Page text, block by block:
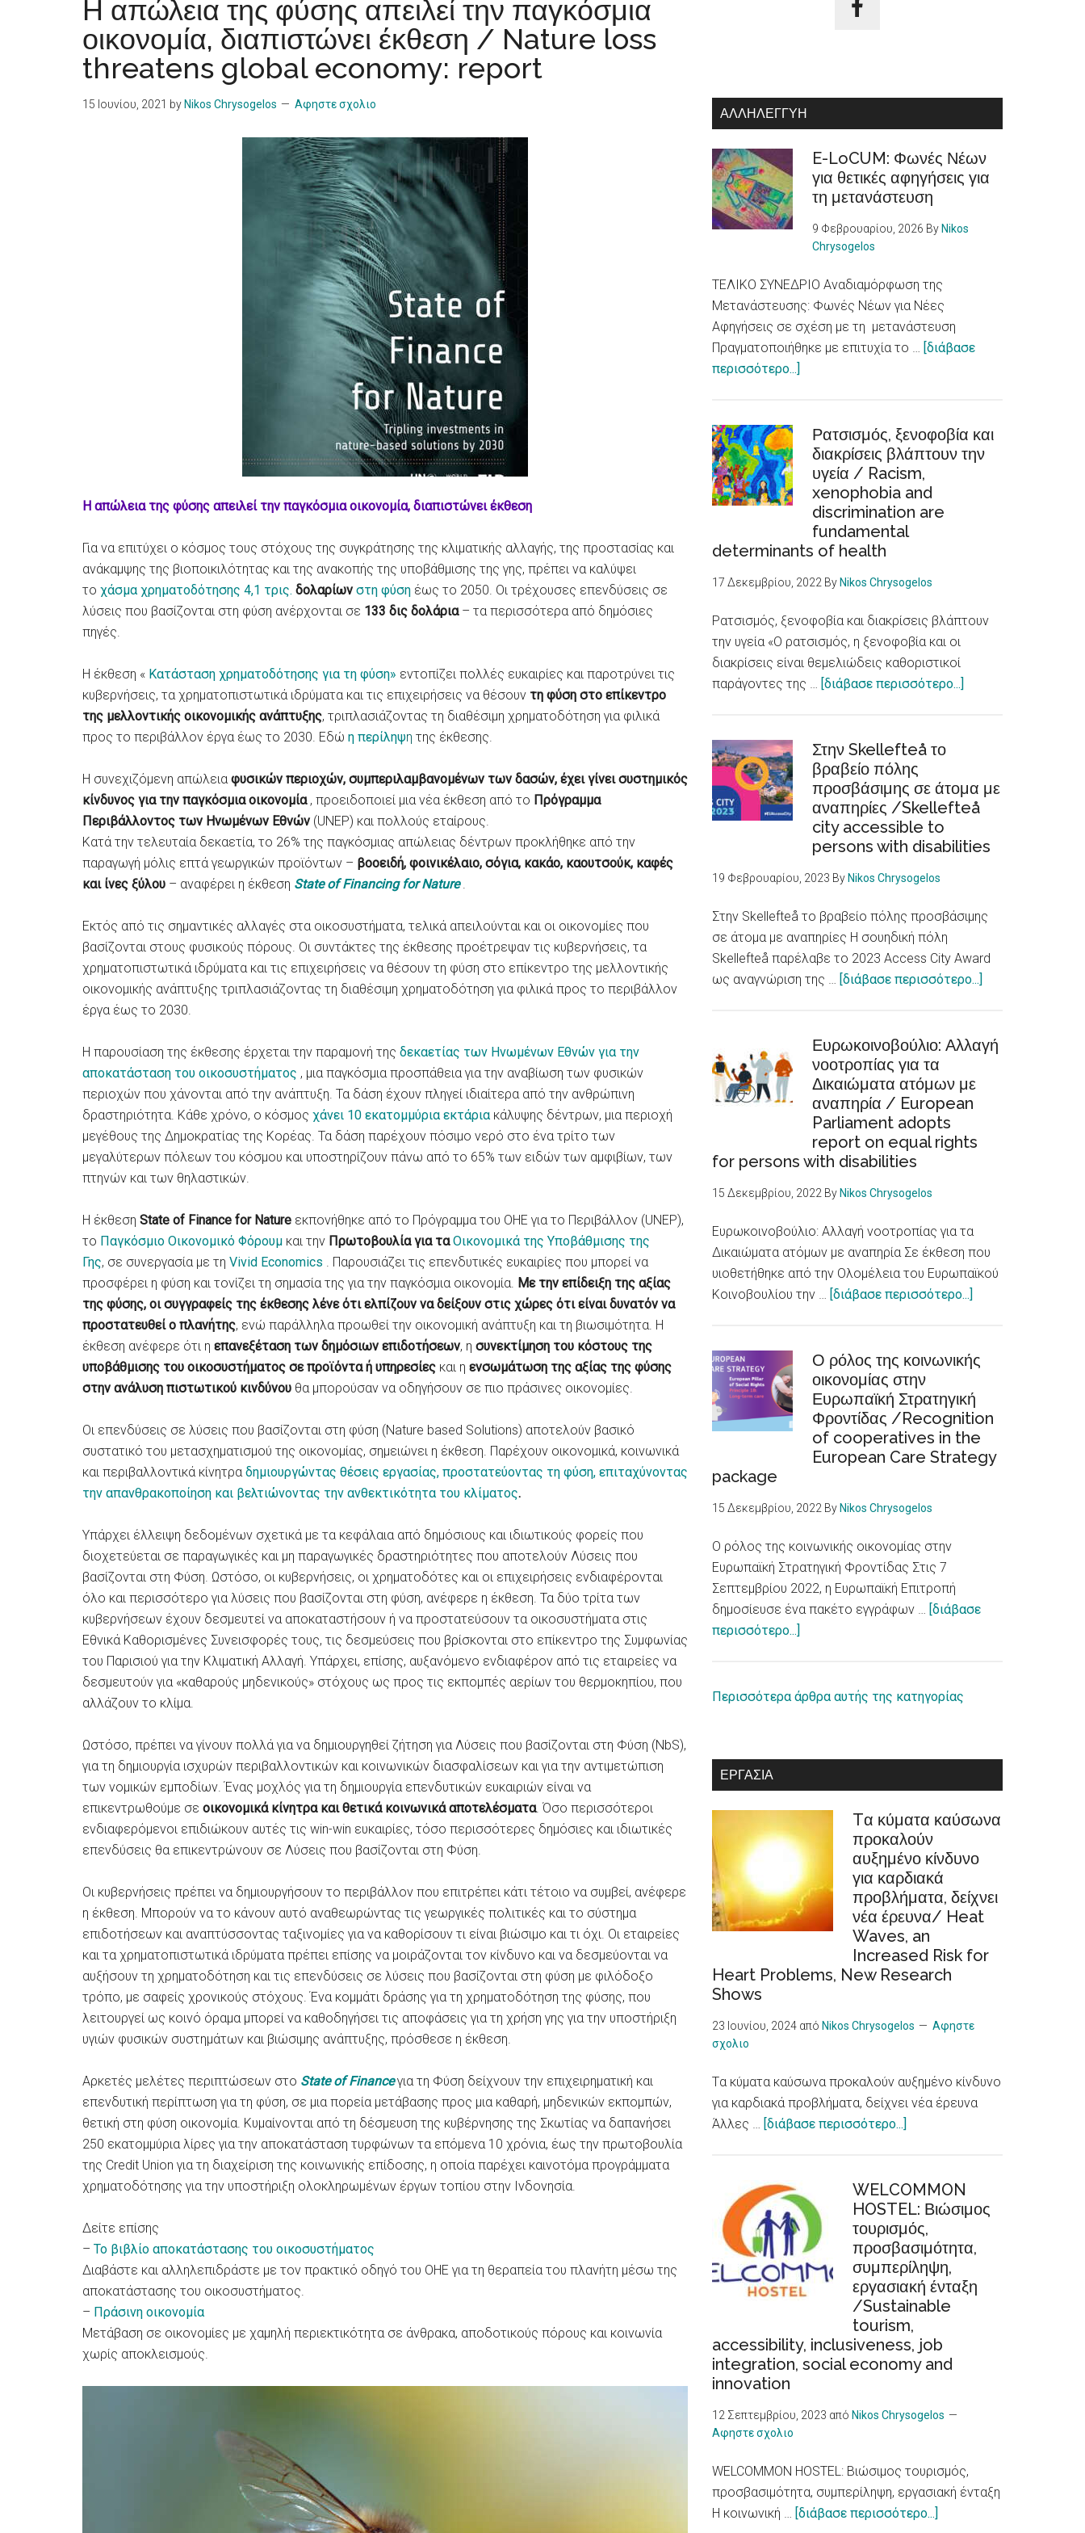
Η απώλεια της φύσης απειλεί την παγκόσμια
οικονομία, διαπιστώνει έκθεση / Nature loss
threatens global economy: report
15 Ιουνίου, 2021 by Nikos Chrysogelos Αφηστε σχολιο
Η απώλεια της φύσης απειλεί την παγκόσμια οικονομία, διαπιστώνει έκθεση
Για να επιτύχει ο κόσμος τους στόχους της συγκράτησης της κλιματικής αλλαγής, της προστασίας και
ανάκαμψης της βιοποικιλότητας και της ανακοπής της υποβάθμισης της γης, πρέπει να καλύψει
το χάσμα χρηματοδότησης 4,1 τρις. δολαρίων στη φύση έως το 2050. Οι τρέχουσες επενδύσεις σε
λύσεις που βασίζονται στη φύση ανέρχονται σε 133 δις δολάρια– τα περισσότερα από δημόσιες
πηγές.
Η έκθεση « Κατάσταση χρηματοδότησης για τη φύση» εντοπίζει πολλές ευκαιρίες και παροτρύνει τις
κυβερνήσεις, τα χρηματοπιστωτικά ιδρύματα και τις επιχειρήσεις να θέσουν τη φύση στο επίκεντρο
της μελλοντικής οικονομικής ανάπτυξης, τριπλασιάζοντας τη διαθέσιμη χρηματοδότηση για φιλικά
προς το περιβάλλον έργα έως το 2030. Εδώ η περίληψη της έκθεσης.
Η συνεχιζόμενη απώλειαφυσικών περιοχών, συμπεριλαμβανομένων των δασών, έχει γίνει συστημικός
κίνδυνος για την παγκόσμια οικονομία, προειδοποιεί μια νέα έκθεση από το Πρόγραμμα
Περιβάλλοντος των Ηνωμένων Εθνών (UNEP) και πολλούς εταίρους.
Κατά την τελευταία δεκαετία, το 26% της παγκόσμιας απώλειας δέντρων προκλήθηκε από την
παραγωγή μόλις επτά γεωργικών προϊόντων – βοοειδή, φοινικέλαιο, σόγια, κακάο, καουτσούκ, καφές
και ίνες ξύλου – αναφέρει η έκθεση State of Financing for Nature.
Εκτός από τις σημαντικές αλλαγές στα οικοσυστήματα, τελικά απειλούνται και οι οικονομίες που
βασίζονται στους φυσικούς πόρους. Οι συντάκτες της έκθεσης προέτρεψαν τις κυβερνήσεις, τα
χρηματοπιστωτικά ιδρύματα και τις επιχειρήσεις να θέσουν τη φύση στο επίκεντρο της μελλοντικής
οικονομικής ανάπτυξης τριπλασιάζοντας τη διαθέσιμη χρηματοδότηση για φιλικά προς το περιβάλλον
έργα έως το 2030.
Η παρουσίαση της έκθεσης έρχεται την παραμονή της δεκαετίας των Ηνωμένων Εθνών για την
αποκατάσταση του οικοσυστήματος , μια παγκόσμια προσπάθεια για την αναβίωση των φυσικών
περιοχών που χάνονται από την ανάπτυξη. Τα δάση έχουν πληγεί ιδιαίτερα από την ανθρώπινη
δραστηριότητα. Κάθε χρόνο, ο κόσμος χάνει 10 εκατομμύρια εκτάριακάλυψης δέντρων, μια περιοχή
μεγέθους της Δημοκρατίας της Κορέας. Τα δάση παρέχουν πόσιμο νερό στο ένα τρίτο των
μεγαλύτερων πόλεων του κόσμου και υποστηρίζουν πάνω από το 65% των ειδών των αμφιβίων, των
πτηνών και των θηλαστικών.
Η έκθεση State of Finance for Nature εκπονήθηκε από το Πρόγραμμα του ΟΗΕ για το Περιβάλλον (UNEP),
το Παγκόσμιο Οικονομικό Φόρουμ και την Πρωτοβουλία για τα Οικονομικά της Υποβάθμισης της
Γης, σε συνεργασία με τη Vivid Economics . Παρουσιάζει τις επενδυτικές ευκαιρίες που μπορεί να
προσφέρει η φύση και τονίζει τη σημασία της για την παγκόσμια οικονομία. Με την επίδειξη της αξίας
της φύσης, οι συγγραφείς της έκθεσης λένε ότι ελπίζουν να δείξουν στις χώρες ότι είναι δυνατόν να
προστατευθεί ο πλανήτης, ενώ παράλληλα προωθεί την οικονομική ανάπτυξη και τη βιωσιμότητα. Η
έκθεση ανέφερε ότι η επανεξέταση των δημόσιων επιδοτήσεων, η συνεκτίμηση του κόστους της
υποβάθμισης του οικοσυστήματος σε προϊόντα ή υπηρεσίες και η ενσωμάτωση της αξίας της φύσης
στην ανάλυση πιστωτικού κινδύνου θα μπορούσαν να οδηγήσουν σε πιο πράσινες οικονομίες.
Οι επενδύσεις σε λύσεις που βασίζονται στη φύση (Nature based Solutions) αποτελούν βασικό
συστατικό του μετασχηματισμού της οικονομίας, σημειώνει η έκθεση. Παρέχουν οικονομικά, κοινωνικά
και περιβαλλοντικά κίνητραδημιουργώντας θέσεις εργασίας, προστατεύοντας τη φύση, επιταχύνοντας
την απανθρακοποίηση και βελτιώνοντας την ανθεκτικότητα του κλίματος.
Υπάρχει έλλειψη δεδομένων σχετικά με τα κεφάλαια από δημόσιους και ιδιωτικούς φορείς που
διοχετεύεται σε παραγωγικές και μη παραγωγικές δραστηριότητες που αποτελούν Λύσεις που
βασίζονται στη Φύση. Ωστόσο, οι κυβερνήσεις, οι χρηματοδότες και οι επιχειρήσεις ενδιαφέρονται
όλο και περισσότερο για λύσεις που βασίζονται στη φύση, ανέφερε η έκθεση. Τα δύο τρίτα των
κυβερνήσεων έχουν δεσμευτεί να αποκαταστήσουν ή να προστατεύσουν τα οικοσυστήματα στις
Εθνικά Καθορισμένες Συνεισφορές τους, τις δεσμεύσεις που βρίσκονται στο επίκεντρο της Συμφωνίας
του Παρισιού για την Κλιματική Αλλαγή. Υπάρχει, επίσης, αυξανόμενο ενδιαφέρον από τις εταιρείες να
δεσμευτούν για «καθαρούς μηδενικούς» στόχους ως προς τις εκπομπές αερίων του θερμοκηπίου, που
αλλάζουν το κλίμα.
Ωστόσο, πρέπει να γίνουν πολλά για να δημιουργηθεί ζήτηση για Λύσεις που βασίζονται στη Φύση (NbS),
για τη δημιουργία ισχυρών περιβαλλοντικών και κοινωνικών διασφαλίσεων και για την αντιμετώπιση
των νομικών εμποδίων. Ένας μοχλός για τη δημιουργία επενδυτικών ευκαιριών είναι να
επικεντρωθούμε σε οικονομικά κίνητρα και θετικά κοινωνικά αποτελέσματα. Όσο περισσότεροι
ενδιαφερόμενοι επιδιώκουν αυτές τις win-win ευκαιρίες, τόσο περισσότερες δημόσιες και ιδιωτικές
επενδύσεις θα επικεντρώνουν σε Λύσεις που βασίζονται στη Φύση.
Οι κυβερνήσεις πρέπει να δημιουργήσουν το περιβάλλον που επιτρέπει κάτι τέτοιο να συμβεί, ανέφερε
η έκθεση. Μπορούν να το κάνουν αυτό αναθεωρώντας τις γεωργικές πολιτικές και το σύστημα
επιδοτήσεων και αναπτύσσοντας ταξινομίες για να καθορίσουν τι είναι βιώσιμο και τι όχι. Οι εταιρείες
και τα χρηματοπιστωτικά ιδρύματα πρέπει επίσης να μοιράζονται τον κίνδυνο και να δεσμεύονται να
αυξήσουν τη χρηματοδότηση και τις επενδύσεις σε λύσεις που βασίζονται στη φύση με φιλόδοξο
τρόπο, με σαφείς χρονικούς στόχους. Ένα κομμάτι δράσης για τη χρηματοδότηση της φύσης, που
λειτουργεί ως κοινό όραμα μπορεί να καθοδηγήσει τις αποφάσεις για τη χρήση γης για την υποστήριξη
υγιών φυσικών συστημάτων και βιώσιμης ανάπτυξης, πρόσθεσε η έκθεση.
Αρκετές μελέτες περιπτώσεων στο State of Financeγια τη Φύση δείχνουν την επιχειρηματική και
επενδυτική περίπτωση για τη φύση, σε μια πορεία μετάβασης προς μια καθαρή, μηδενικών εκπομπών,
θετική στη φύση οικονομία. Κυμαίνονται από τη δέσμευση της κυβέρνησης της Σκωτίας να δαπανήσει
250 εκατομμύρια λίρες για την αποκατάσταση τυρφώνων τα επόμενα 10 χρόνια, έως την πρωτοβουλία
της Credit Union για τη διαχείριση της κοινωνικής επίδοσης, η οποία παρέχει καινοτόμα προγράμματα
χρηματοδότησης για την υποστήριξη ολοκληρωμένων έργων τοπίου στην Ινδονησία.
Δείτε επίσης
– Το βιβλίο αποκατάστασης του οικοσυστήματος
Διαβάστε και αλληλεπιδράστε με τον πρακτικό οδηγό του ΟΗΕ για τη θεραπεία του πλανήτη μέσω της
αποκατάστασης του οικοσυστήματος.
– Πράσινη οικονομία
Μετάβαση σε οικονομίες με χαμηλή περιεκτικότητα σε άνθρακα, αποδοτικούς πόρους και κοινωνία
χωρίς αποκλεισμούς.
ΑΛΛΗΛΕΓΓΎΗ
E-LoCUM: Φωνές Νέων
για θετικές αφηγήσεις για
τη μετανάστευση
9 Φεβρουαρίου, 2026 By Nikos
Chrysogelos
ΤΕΛΙΚΟ ΣΥΝΕΔΡΙΟ Αναδιαμόρφωση της
Μετανάστευσης: Φωνές Νέων για Νέες
Αφηγήσεις σε σχέση με τη μετανάστευση
Πραγματοποιήθηκε με επιτυχία το … [διάβασε
περισσότερο...]
Φωνές
Νέων
για
θετικές
αφηγήσεις
για
τη
μετανάστευση
Ρατσισμός, ξενοφοβία και
διακρίσεις βλάπτουν την
υγεία / Racism,
xenophobia and
discrimination are
fundamental
determinants of health
17 Δεκεμβρίου, 2022 By Nikos Chrysogelos
Ρατσισμός, ξενοφοβία και διακρίσεις βλάπτουν
την υγεία «Ο ρατσισμός, η ξενοφοβία και οι
διακρίσεις είναι θεμελιώδεις καθοριστικοί
παράγοντες της … [διάβασε περισσότερο...]
βλάπτουν
την
/
and
are
fundamental
health
Στην Skellefteå το
βραβείο πόλης
προσβάσιμης σε άτομα με
αναπηρίες /Skellefteå
city accessible to
persons with disabilities
19 Φεβρουαρίου, 2023 By Nikos Chrysogelos
Στην Skellefteå το βραβείο πόλης προσβάσιμης
σε άτομα με αναπηρίες Η σουηδική πόλη
Skellefteå παρέλαβε το 2023 Access City Award
ως αναγνώριση της … [διάβασε περισσότερο...]
το
accessible
to
Ευρωκοινοβούλιο: Αλλαγή
νοοτροπίας για τα
Δικαιώματα ατόμων με
αναπηρία / European
Parliament adopts
report on equal rights
for persons with disabilities
15 Δεκεμβρίου, 2022 By Nikos Chrysogelos
Ευρωκοινοβούλιο: Αλλαγή νοοτροπίας για τα
Δικαιώματα ατόμων με αναπηρία Σε έκθεση που
υιοθετήθηκε από την Ολομέλεια του Ευρωπαϊκού
Κοινοβουλίου την … [διάβασε περισσότερο...]
νοοτροπίας
τα
Δικαιώματα
ατόμων
με
on
Ο ρόλος της κοινωνικής
οικονομίας στην
Ευρωπαϊκή Στρατηγική
Φροντίδας /Recognition
of cooperatives in the
European Care Strategy
package
15 Δεκεμβρίου, 2022 By Nikos Chrysogelos
Ο ρόλος της κοινωνικής οικονομίας στην
Ευρωπαϊκή Στρατηγική Φροντίδας Στις 7
Σεπτεμβρίου 2022, η Ευρωπαϊκή Επιτροπή
δημοσίευσε ένα πακέτο εγγράφων … [διάβασε
περισσότερο...]
της
στην
Φροντίδας
/Recognition
of
cooperatives
in
the
Strategy
Περισσότερα άρθρα αυτής της κατηγορίας
ΕΡΓΑΣΊΑ
Tα κύματα καύσωνα
προκαλούν
αυξημένο κίνδυνο
για καρδιακά
προβλήματα, δείχνει
νέα έρευνα/ Heat
Waves, an
Increased Risk for
Heart Problems, New Research
Shows
23 Ιουνίου, 2024 από Nikos Chrysogelos
Αφηστε
σχολιο
Tα κύματα καύσωνα προκαλούν αυξημένο κίνδυνο
για καρδιακά προβλήματα, δείχνει νέα έρευνα
Άλλες … [διάβασε περισσότερο...]
καύσωνα
προκαλούν
αυξημένο
κίνδυνο
για
καρδιακά
προβλήματα,
δείχνει
νέα
έρευνα/
Waves,
Risk
for
Heart
WELCOMMON
HOSTEL: Βιώσιμος
τουρισμός,
προσβασιμότητα,
συμπερίληψη,
εργασιακή ένταξη
/Sustainable
tourism,
accessibility, inclusiveness, job
integration, social economy and
innovation
12 Σεπτεμβρίου, 2023 από Nikos Chrysogelos
Αφηστε σχολιο
WELCOMMON HOSTEL: Βιώσιμος τουρισμός,
προσβασιμότητα, συμπερίληψη, εργασιακή ένταξη
Η κοινωνική … [διάβασε περισσότερο...]